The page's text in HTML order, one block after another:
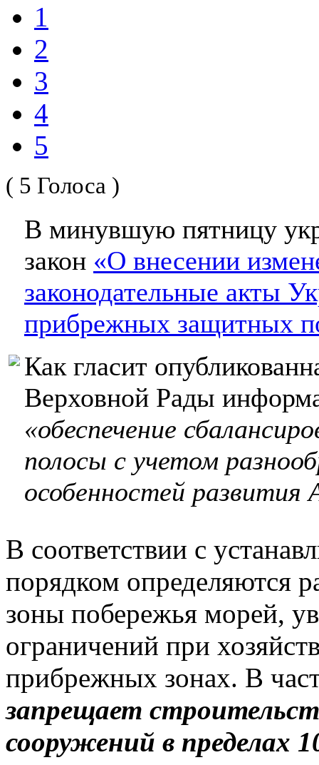
1
2
3
4
5
( 5 Голоса )
В минувшую пятницу
закон «О внесении
законодательные акты
прибрежных защитных
Как гласит
Верховной Рады
«обеспечение
полосы с учетом
особенностей развития
В соответствии с
порядком определяются
зоны побережья морей,
ограничений при
прибрежных зонах. В
запрещает
сооружений в пределах